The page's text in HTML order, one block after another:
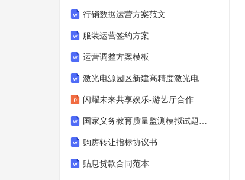
行销数据运营方案范文
服装运营签约方案
运营调整方案模板
激光电源园区新建高精度激光电源生产厂房项目可行性研究报告
闪耀未来共享娱乐-游艺厅合作伙伴招募会
国家义务教育质量监测模拟试题心理健康（八年级）
购房转让指标协议书
贴息贷款合同范本